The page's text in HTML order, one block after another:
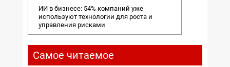
ИИ в бизнесе: 54% компаний уже
используют технологии для роста и
управления рисками
Самое читаемое